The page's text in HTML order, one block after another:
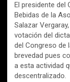
El presidente del
Bebidas de la
Salazar
votación del
del Congreso de
brevedad pues
a esta actividad
descentralizado.